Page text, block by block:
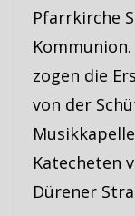
Pfarrkirche
zogen die
von der
Katecheten
Dürener